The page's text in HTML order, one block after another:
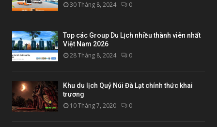
30 Tháng 8, 2024 0
Top các Group Du Lịch nhiều thành viên nhất
Việt Nam 2026
28 Tháng 8, 2024 0
Khu du lịch Quỷ Núi Đà Lạt chính thức khai
trương
10 Tháng 7, 2020 0